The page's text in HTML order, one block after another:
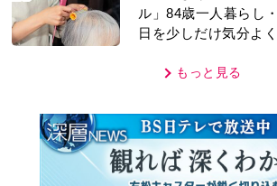
ル」84歳一人暮らし
日を少しだけ気分よ
もっと見る